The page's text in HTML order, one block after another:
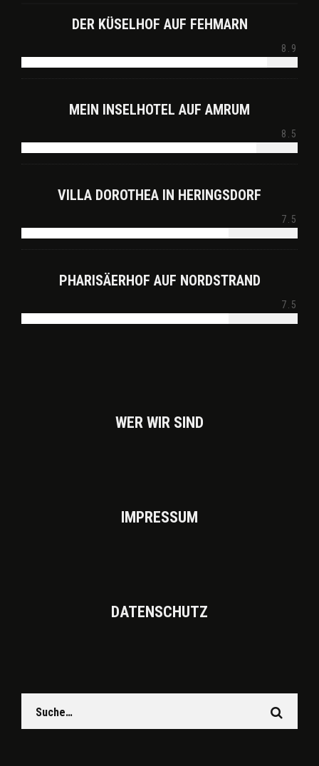
DER KÜSELHOF AUF FEHMARN
8.9
MEIN INSELHOTEL AUF AMRUM
8.5
VILLA DOROTHEA IN HERINGSDORF
7.5
PHARISÄERHOF AUF NORDSTRAND
7.5
WER WIR SIND
IMPRES­SUM
DATEN­SCHUTZ